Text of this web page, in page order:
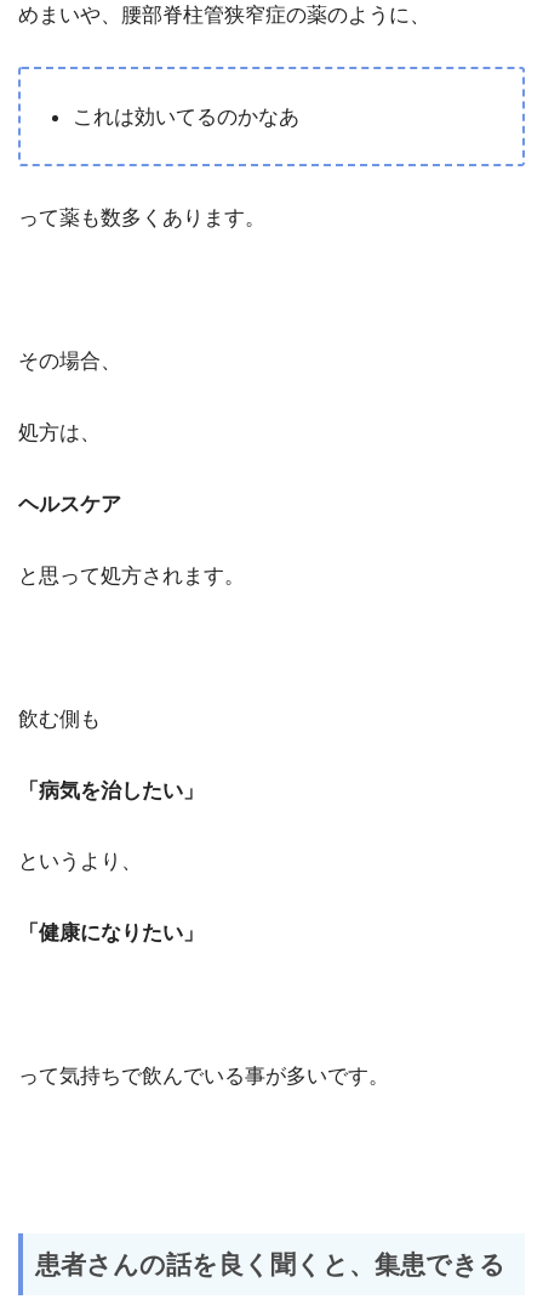
めまいや、腰部脊柱管狭窄症の薬のように、
これは効いてるのかなあ
って薬も数多くあります。
その場合、
処方は、
ヘルスケア
と思って処方されます。
飲む側も
「病気を治したい」
というより、
「健康になりたい」
って気持ちで飲んでいる事が多いです。
患者さんの話を良く聞くと、集患できる